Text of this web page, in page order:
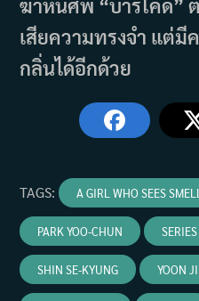
ฆ่าหั่นศพ “บาร์โค้ด”
เสียความทรงจำ แต่มี
กลิ่นได้อีกด้วย
TAGS: A GIRL WHO SEES
PARK YOO-CHUN
SHIN SE-KYUNG YOON